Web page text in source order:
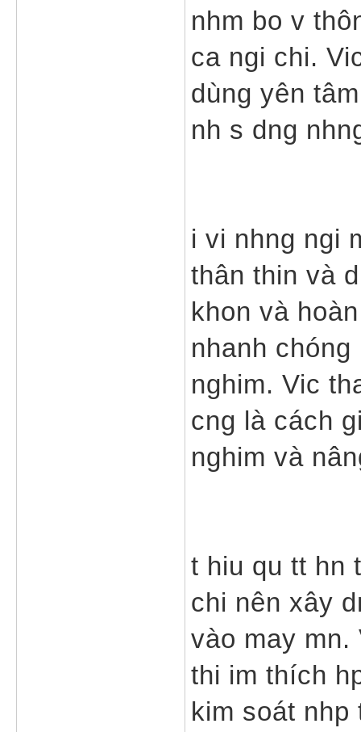
nhm bo v
ca ngi chi.
dùng yên
nh s dng
i vi nhng ngi
thân thin và
khon và
nhanh
nghim. Vic
cng là cách
nghim và
t hiu qu tt hn
chi nên xây
vào may mn.
thi im thích
kim soát nhp